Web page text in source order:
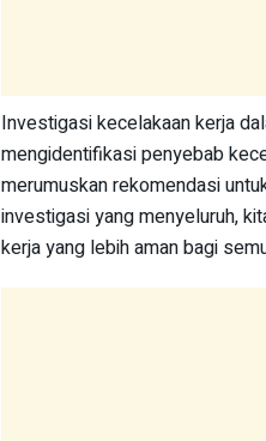
Investigasi kecelakaan kerja
mengidentifikasi penyebab
merumuskan rekomendasi
investigasi yang menyeluruh,
kerja yang lebih aman bagi